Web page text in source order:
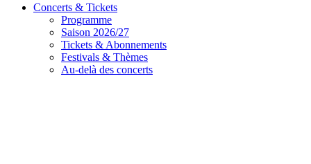
Concerts & Tickets
Programme
Saison 2026/27
Tickets & Abonnements
Festivals & Thèmes
Au-delà des concerts